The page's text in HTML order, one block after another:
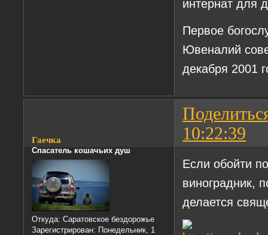
интернат для
Первое
Ювеналий
декабря 2001
10:22:39
Гаечка
Спасатель кошачьих душ
Откуда: Саратовское бездорожье
Зарегистрирован: Понедельник, 1
Если обойти
виноградник,
делается